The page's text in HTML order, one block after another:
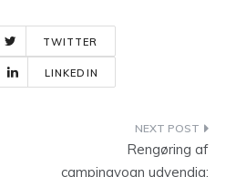
TWITTER
LINKEDIN
Rengøring af
campingvogn udvendig: